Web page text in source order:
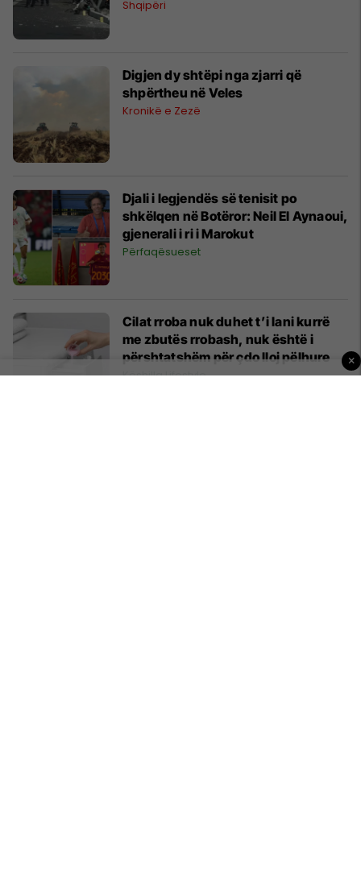
shoferi, shtatë të lënduar rëndë
Shqipëri
Digjen dy shtëpi nga zjarri që
shpërtheu në Veles
Kronikë e Zezë
Djali i legjendës së tenisit po
shkëlqen në Botëror: Neil El Aynaoui,
gjenerali i ri i Marokut
Përfaqësueset
Cilat rroba nuk duhet t’i lani kurrë
me zbutës rrobash, nuk është i
përshtatshëm për çdo lloj pëlhure
Këshilla Lifestyle
×